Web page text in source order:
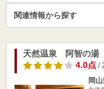
関連情報から探す
天然温泉 阿智の湯
4.0点/
岡